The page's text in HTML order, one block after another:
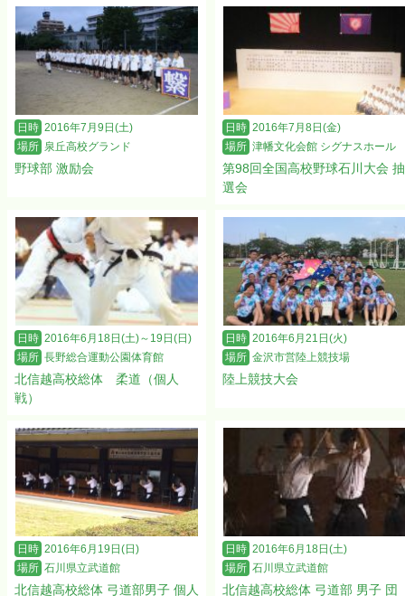
日時 2016年7月9日(土)
場所 泉丘高校グランド
野球部 激励会
日時 2016年7月8日(金)
場所 津幡文化会館 シグナスホール
第98回全国高校野球石川大会 抽
選会
日時 2016年6月18日(土)～19日(日)
場所 長野総合運動公園体育館
北信越高校総体 柔道（個人
戦）
日時 2016年6月21日(火)
場所 金沢市営陸上競技場
陸上競技大会
日時 2016年6月19日(日)
場所 石川県立武道館
北信越高校総体 弓道部男子 個人
日時 2016年6月18日(土)
場所 石川県立武道館
北信越高校総体 弓道部 男子 団